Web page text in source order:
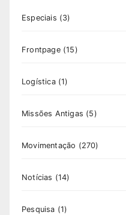
Especiais (3)
Frontpage(15)
Logística(1)
Missões Antigas (5)
Movimentação (270)
Notícias (14)
Pesquisa (1)